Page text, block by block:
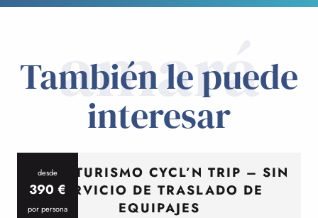
amará
También le puede
interesar
desde
390€
por persona
CICLOTURISMO CYCL’N TRIP – SIN
SERVICIO DE TRASLADO DE
EQUIPAJES